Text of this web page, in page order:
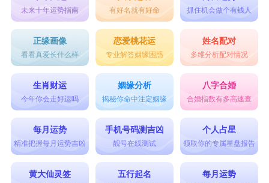
未来十年运势指南 有好名就有好命 抓住机会做个有钱人
正缘画像
看看真爱长什么样
恋爱桃花运
专业解答姻缘困惑
姓名配对
多维分析配对情况
生肖财运
今年你会走好运吗
姻缘分析
揭秘你命中注定姻缘
八字合婚
合婚指数有多高速查
每月运势
精准把握每月运势吉凶
手机号码测吉凶
靓号在线测试
个人占星
领取你的专属星盘报告
黄大仙灵签 五行起名 每月运势